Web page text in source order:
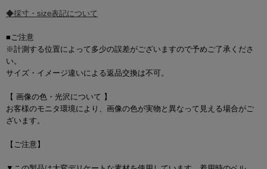
◆採寸・size表記について
■ご注意
※計測する位置によって多少の誤差がございますので予めご了承くださ
い。
サイズ・イメージ違いによる返品交換は不可。
【 画像の色・光沢について 】
お客様のモニタ環境により、画像の色が実物と異なって見える場合がご
ざいます。
【ご注意】